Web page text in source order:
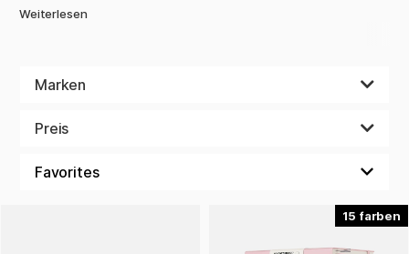
Bezuges. Du kannst ein Notizbuch mit genau dem ausfüllen,
Schule und Arbeit, als Buch zum Schreiben von Gedichten
perfekt zum Mitnehmen in deiner Tasche, bereit, Gedanken
Weiterlesen
Marken
Preis
15